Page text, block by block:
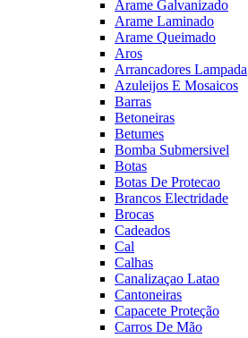
Arame Galvanizado
Arame Laminado
Arame Queimado
Aros
Arrancadores Lampada
Azuleijos E Mosaicos
Barras
Betoneiras
Betumes
Bomba Submersivel
Botas
Botas De Protecao
Brancos Electridade
Brocas
Cadeados
Cal
Calhas
Canalizaçao Latao
Cantoneiras
Capacete Proteção
Carros De Mão